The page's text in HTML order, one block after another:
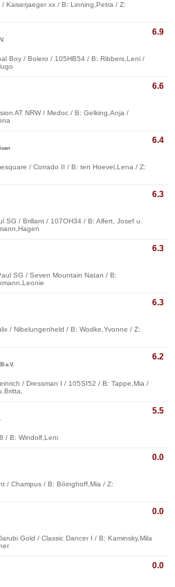
Kaiserjaeger xx / B: Linning,Petra / Z:
6.9
Boy / Bolero / 105HB54 / B: Ribbers,Leni /
6.6
AT NRW / Medoc / B: Gelking,Anja /
6.4
/ Corrado II / B: ten Hoevel,Lena / Z:
6.3
SG / Brillant / 107OH34 / B: Alfert, Josef u.
6.3
SG / Seven Mountain Natan / B:
6.3
/ Nibelungenheld / B: Wodke,Yvonne / Z:
6.2
e.V.
/ Dressman I / 105SI52 / B: Tappe,Mia /
5.5
/ B: Windolf,Leni
0.0
/ Champus / B: Böinghoff,Mia / Z:
0.0
Gold / Classic Dancer I / B: Kaminsky,Mila
0.0